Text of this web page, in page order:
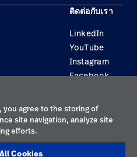
ติดต่อกับเรา
LinkedIn
YouTube
Instagram
Facebook
บผิดชอบ
you agree to the storing of
site navigation, analyze site
efforts.
Cookies